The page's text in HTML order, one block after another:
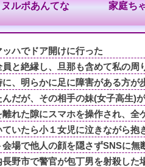
ヌルポあんてな 家庭ち
ハでドア開けに行った
員と絶縁し、旦那も含めて私の周
、明らかに足に障害がある方が
んだが、その相手の妹(女子高生)
れた隙にスマホを操作され、全
いたら小１女児に泣きながら抱
場で他人の顔を隠さずSNSに無
長野市で警官が包丁男を射殺した